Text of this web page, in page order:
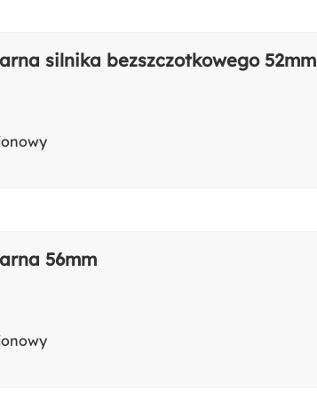
silnika bezszczotkowego 52mm
56mm